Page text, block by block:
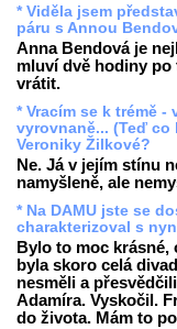
* Viděla jsem
páru s Annou
Anna Bendová je
mluví dvě hodiny
vrátit.
* Vracím se k trémě
vyrovnaně... (Teď
Veroniky Žilkové?
Ne. Já v jejím stínu
namyšleně, ale
* Na DAMU jste se
charakterizoval s
Bylo to moc
byla skoro celá
nesměli a
Adamíra. Vyskočil.
do života. Mám to